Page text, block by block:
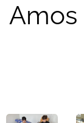
Amos